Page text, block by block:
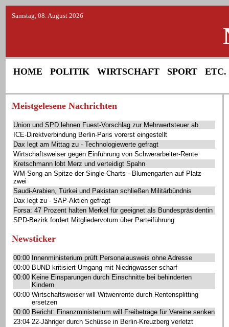
Samstag, 08. August 2026
HOME POLITIK WIRTSCHAFT SPORT ETC.
Meistgelesene Nachrichten
Union und SPD lehnen Fuest-Vorschlag zur Mehrwertsteuer ab
ICE-Direktverbindung Berlin-Paris vorerst eingestellt
Dax legt am Mittag zu - Technologiewerte gefragt
Wirtschaftsweiser gegen Einführung von Schwerarbeiter-Rente
Kretschmann lobt Merz und verteidigt Spahn
WM-Song an Spitze der Single-Charts - Blumengarten auf Platz
zwei
Saudi-Arabien, Türkei und Pakistan schließen Militärbündnis
Dax legt zu - SAP-Aktien gefragt
Forsa: 47 Prozent halten Merkel für geeignet als Bundespräsidentin
SPD-Bezirk fordert Mitgliedervotum über Parteiführung
Newsticker
00:00 Innenministerium prüft Personalausweis ohne Adresse
00:00 BUND kritisiert Umgang mit Niedrigwasser scharf
00:00 Keine Einsparungen durch Einschnitte bei behinderten
Kindern
00:00 Wirtschaftsweiser will Witwenrente durch Rentensplitting
ersetzen
00:00 Bericht: Finanzministerium will Freibeträge für Vereine senken
23:04 22-Jähriger durch Schüsse in Berlin-Kreuzberg verletzt